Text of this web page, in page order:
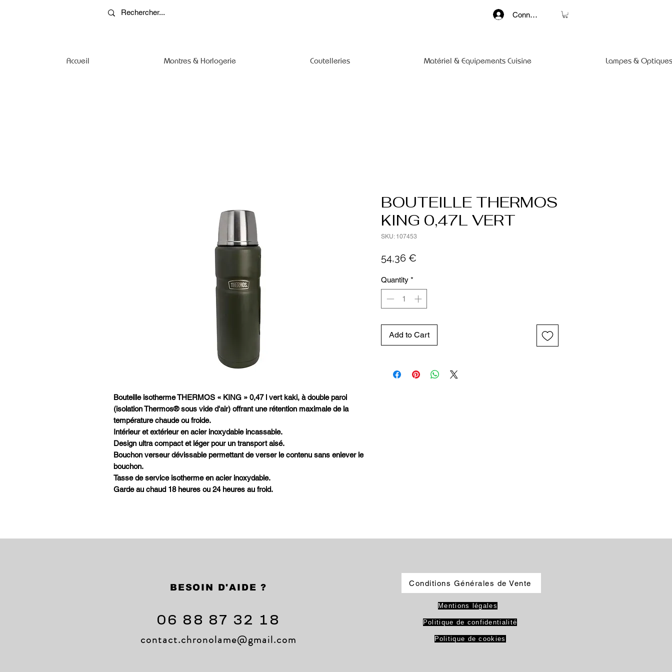
Connexion
Accueil Montres & Horlogerie Coutelleries Matériel & Equipements Cuisine Lampes &
Bouteille isotherme THERMOS « KING » 0,47 l vert kaki, à double paroi
(isolation Thermos® sous vide d'air) offrant une rétention maximale de la
température chaude ou froide.
Intérieur et extérieur en acier inoxydable incassable.
Design ultra compact et léger pour un transport aisé.
Bouchon verseur dévissable permettant de verser le contenu sans enlever le
bouchon.
Tasse de service isotherme en acier inoxydable.
Garde au chaud 18 heures ou 24 heures au froid.
BOUTEILLE THERMOS
KING 0,47L VERT
SKU: 107453
54,36 €
Quantity *
Add to Cart
BESOIN D'AIDE ?
06 88 87 32 18
contact.chronolame@gmail.com
Conditions Générales de Vente
Mentions légales
Politique de confidentialité
Politique de cookies